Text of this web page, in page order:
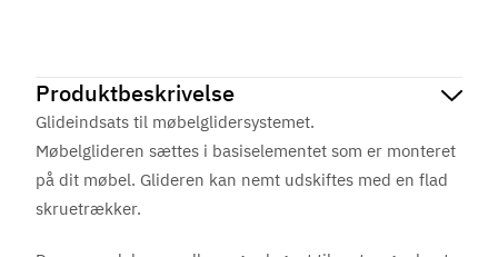
Produktbeskrivelse
Glideindsats til møbelglidersystemet.
Møbelglideren sættes i basiselementet som er monteret
på dit møbel. Glideren kan nemt udskiftes med en flad
skruetrækker.